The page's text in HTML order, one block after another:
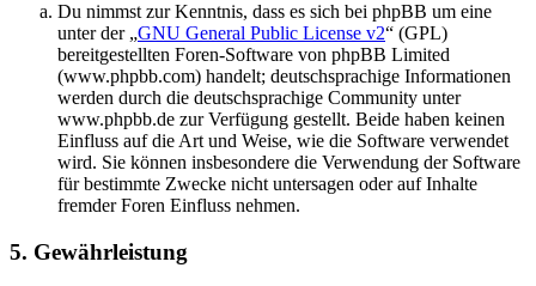
Du nimmst zur Kenntnis, dass es sich bei phpBB um eine
unter der „GNU General Public License v2“ (GPL)
bereitgestellten Foren-Software von phpBB Limited
(www.phpbb.com) handelt; deutschsprachige Informationen
werden durch die deutschsprachige Community unter
www.phpbb.de zur Verfügung gestellt. Beide haben keinen
Einfluss auf die Art und Weise, wie die Software verwendet
wird. Sie können insbesondere die Verwendung der Software
für bestimmte Zwecke nicht untersagen oder auf Inhalte
fremder Foren Einfluss nehmen.
5. Gewährleistung